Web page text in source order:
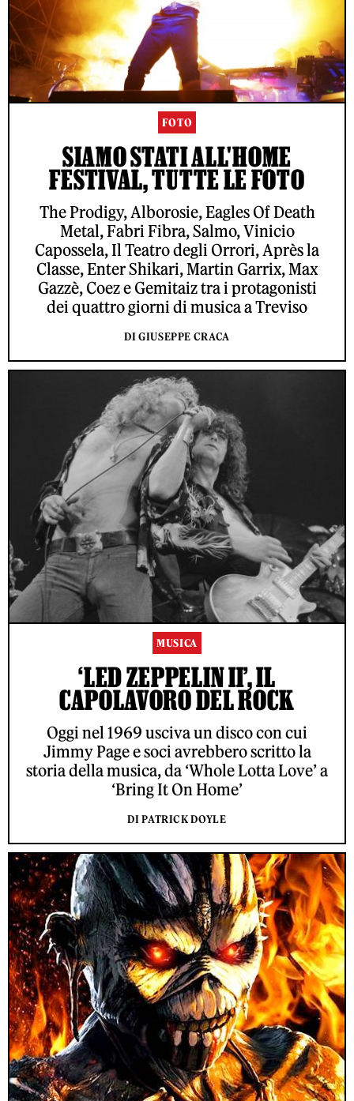
FOTO
SIAMO STATI ALL'HOME
FESTIVAL, TUTTE LE FOTO
The Prodigy, Alborosie, Eagles Of Death
Metal, Fabri Fibra, Salmo, Vinicio
Capossela, Il Teatro degli Orrori, Après la
Classe, Enter Shikari, Martin Garrix, Max
Gazzè, Coez e Gemitaiz tra i protagonisti
dei quattro giorni di musica a Treviso
DI GIUSEPPE CRACA
MUSICA
‘LED ZEPPELIN II’, IL
CAPOLAVORO DEL ROCK
Oggi nel 1969 usciva un disco con cui
Jimmy Page e soci avrebbero scritto la
storia della musica, da ‘Whole Lotta Love’ a
‘Bring It On Home’
DI PATRICK DOYLE